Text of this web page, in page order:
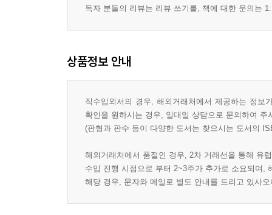
독자 분들의 리뷰는 리뷰 쓰기를, 책에 대한 문의는
상품정보 안내
직수입외서의 경우, 해외거래처에서 제공하는 정
확인을 원하시는 경우, 일대일 상담으로 문의하여 주
(판형과 판수 등이 다양한 도서는 찾으시는 도서의
해외거래처에서 품절인 경우, 2차 거래선을 통해 유
수입 진행 시점으로 부터 2~3주가 추가로 소요되며,
해당 경우, 문자와 메일로 별도 안내를 드리고 있사